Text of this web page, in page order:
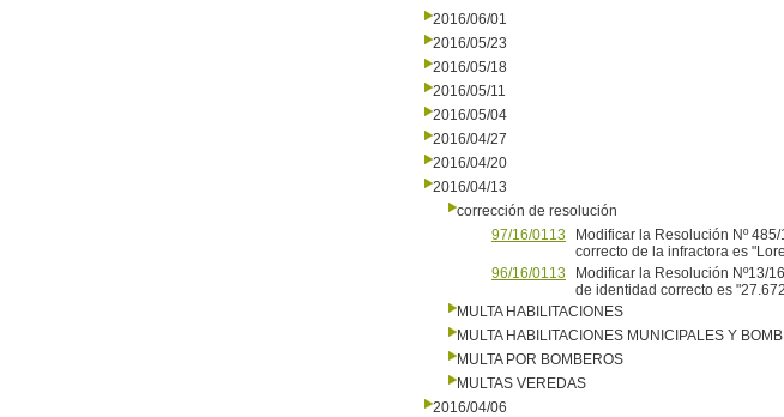
2016/06/01
2016/05/23
2016/05/18
2016/05/11
2016/05/04
2016/04/27
2016/04/20
2016/04/13
corrección de resolución
97/16/0113
Modificar la Resolución Nº
correcto de la infractora es
96/16/0113
Modificar la Resolución Nº13/
de identidad correcto es
MULTA HABILITACIONES
MULTA HABILITACIONES MUNICIPALES Y
MULTA POR BOMBEROS
MULTAS VEREDAS
2016/04/06